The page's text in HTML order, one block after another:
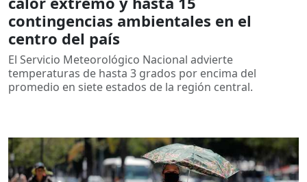
contingencias ambientales en el
centro del país
El Servicio Meteorológico Nacional advierte
temperaturas de hasta 3 grados por encima del
promedio en siete estados de la región central.